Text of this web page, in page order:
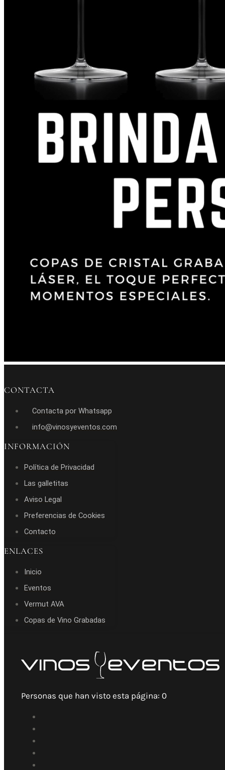
CONTACTA
Contacta por Whatsapp
info@vinosyeventos.com
INFORMACIÓN
Política de Privacidad
Las galletitas
Aviso Legal
Preferencias de Cookies
Contacto
ENLACES
Inicio
Eventos
Vermut AVA
Copas de Vino Grabadas
Personas que han visto esta página: 0